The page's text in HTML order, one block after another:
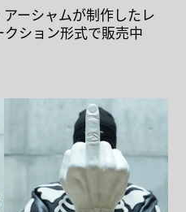
ーシャムが制作したレ
ション形式で販売中